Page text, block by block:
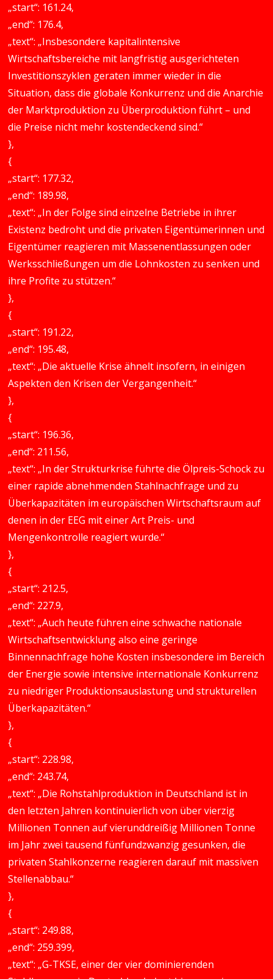
„start“: 161.24,
„end“: 176.4,
„text“: „Insbesondere kapitalintensive
Wirtschaftsbereiche mit langfristig ausgerichteten
Investitionszyklen geraten immer wieder in die
Situation, dass die globale Konkurrenz und die Anarchie
der Marktproduktion zu Überproduktion führt – und
die Preise nicht mehr kostendeckend sind.“
},
{
„start“: 177.32,
„end“: 189.98,
„text“: „In der Folge sind einzelne Betriebe in ihrer
Existenz bedroht und die privaten Eigentümerinnen und
Eigentümer reagieren mit Massenentlassungen oder
Werksschließungen um die Lohnkosten zu senken und
ihre Profite zu stützen.“
},
{
„start“: 191.22,
„end“: 195.48,
„text“: „Die aktuelle Krise ähnelt insofern, in einigen
Aspekten den Krisen der Vergangenheit.“
},
{
„start“: 196.36,
„end“: 211.56,
„text“: „In der Strukturkrise führte die Ölpreis-Schock zu
einer rapide abnehmenden Stahlnachfrage und zu
Überkapazitäten im europäischen Wirtschaftsraum auf
denen in der EEG mit einer Art Preis- und
Mengenkontrolle reagiert wurde.“
},
{
„start“: 212.5,
„end“: 227.9,
„text“: „Auch heute führen eine schwache nationale
Wirtschaftsentwicklung also eine geringe
Binnennachfrage hohe Kosten insbesondere im Bereich
der Energie sowie intensive internationale Konkurrenz
zu niedriger Produktionsauslastung und strukturellen
Überkapazitäten.“
},
{
„start“: 228.98,
„end“: 243.74,
„text“: „Die Rohstahlproduktion in Deutschland ist in
den letzten Jahren kontinuierlich von über vierzig
Millionen Tonnen auf vierunddreißig Millionen Tonne
im Jahr zwei tausend fünfundzwanzig gesunken, die
privaten Stahlkonzerne reagieren darauf mit massiven
Stellenabbau.“
},
{
„start“: 249.88,
„end“: 259.399,
„text“: „G-TKSE, einer der vier dominierenden